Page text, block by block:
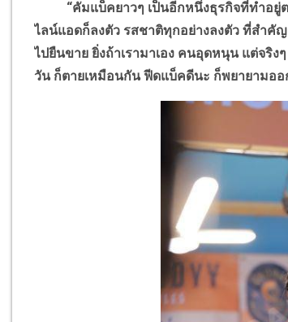
“คัมแบ็คยาวๆ เป็นอีกหนึ่งธุรกิจที่ทำอยู่
ไลน์แอดก็ลงตัว รสชาติทุกอย่างลงตัว ที่สำคั
ไปยืนขาย ยิ่งถ้าเรามาเอง คนอุดหนุน แต่จริ
วัน ก็ตายเหมือนกัน ฟีดแบ็คดีนะ ก็พยายามอ